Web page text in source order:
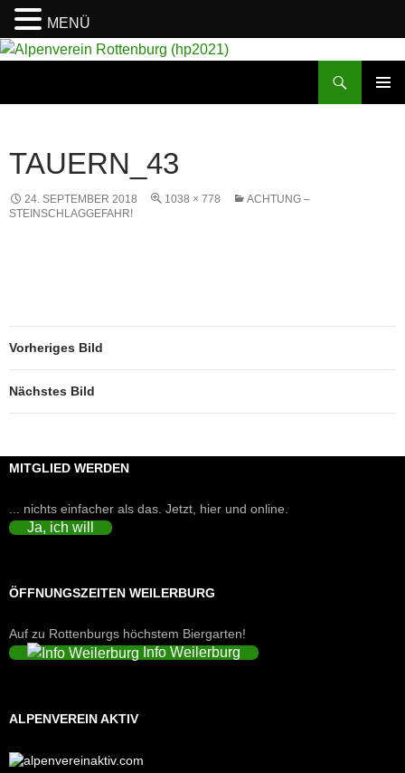
TAUERN_43
24. SEPTEMBER 2018 1038 × 778
ACHTUNG –
STEINSCHLAGGEFAHR!
Vorheriges Bild
Nächstes Bild
MITGLIED WERDEN
... nichts einfacher als das. Jetzt, hier und online.
Ja, ich will
ÖFFNUNGSZEITEN WEILERBURG
Auf zu Rottenburgs höchstem Biergarten!
Info Weilerburg
ALPENVEREIN AKTIV
MENÜ